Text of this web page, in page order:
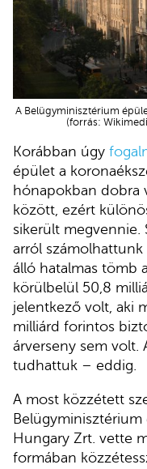
A Belügyminisztérium
(forrás:
Korábban úgy
épület a
hónapokban dobra
között, ezért
sikerült megvennie.
arról
álló hatalmas tömb
körülbelül 50,8
jelentkező volt, aki
milliárd forintos
árverseny sem volt.
tudhattuk – eddig.
A most közzétett
Belügyminisztérium
Hungary Zrt. vette
formában